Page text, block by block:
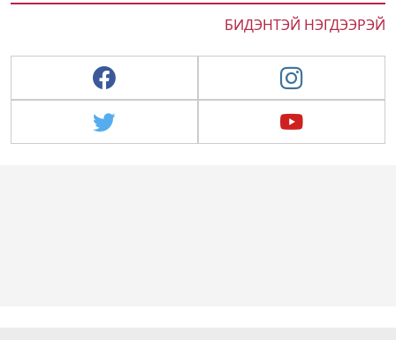
БИДЭНТЭЙ НЭГДЭЭРЭЙ